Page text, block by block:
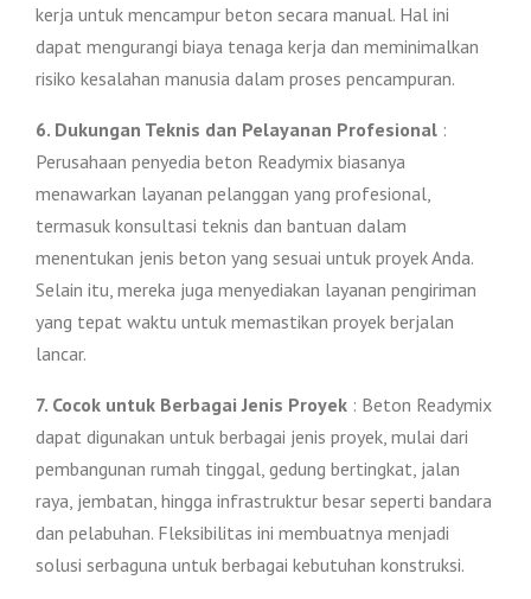
kerja untuk mencampur beton secara manual. Hal ini
dapat mengurangi biaya tenaga kerja dan meminimalkan
risiko kesalahan manusia dalam proses pencampuran.
6. Dukungan Teknis dan Pelayanan Profesional :
Perusahaan penyedia beton Readymix biasanya
menawarkan layanan pelanggan yang profesional,
termasuk konsultasi teknis dan bantuan dalam
menentukan jenis beton yang sesuai untuk proyek Anda.
Selain itu, mereka juga menyediakan layanan pengiriman
yang tepat waktu untuk memastikan proyek berjalan
lancar.
7. Cocok untuk Berbagai Jenis Proyek : Beton Readymix
dapat digunakan untuk berbagai jenis proyek, mulai dari
pembangunan rumah tinggal, gedung bertingkat, jalan
raya, jembatan, hingga infrastruktur besar seperti bandara
dan pelabuhan. Fleksibilitas ini membuatnya menjadi
solusi serbaguna untuk berbagai kebutuhan konstruksi.